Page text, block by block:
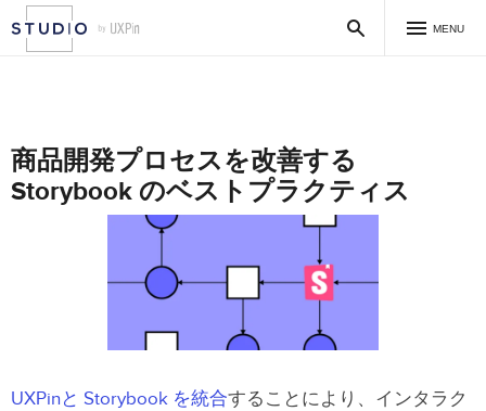
MENU
商品開発プロセスを改善する
Storybook のベストプラクティス
UXPinと Storybook を統合することにより、インタラク